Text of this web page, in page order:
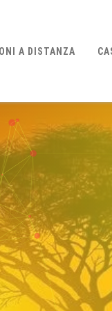
A DISTANZA